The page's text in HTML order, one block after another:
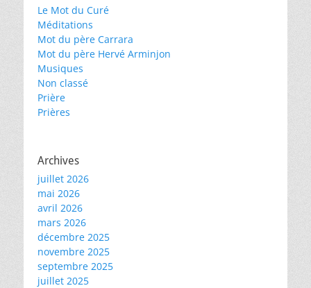
Le Mot du Curé
Méditations
Mot du père Carrara
Mot du père Hervé Arminjon
Musiques
Non classé
Prière
Prières
Archives
juillet 2026
mai 2026
avril 2026
mars 2026
décembre 2025
novembre 2025
septembre 2025
juillet 2025